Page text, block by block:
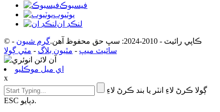
فيسبوڪ
يوٽيوب
لنڪڊ ان
© ڪاپي رائيٽ - 2010-2024: سڀ حق محفوظ آهن. گرم شيون -
سائيٽ ميپ - مٿيون بلاگ - مٿي ڳولا
اي ميل موڪليو
x
ڳولا ڪرڻ لاءِ انٽر يا بند ڪرڻ لاءِ
ESC دٻايو.